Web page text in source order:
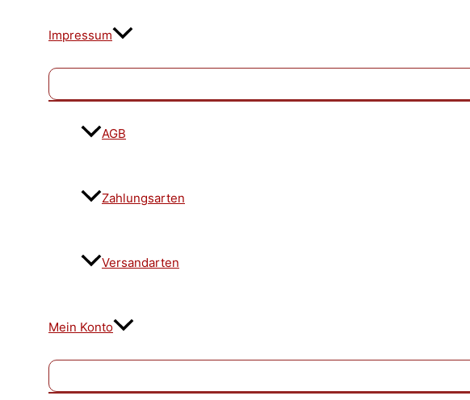
Impressum
AGB
Zahlungsarten
Versandarten
Mein Konto